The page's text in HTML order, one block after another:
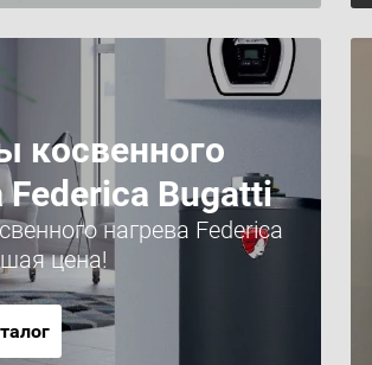
косвенного
Federica Bugatti
нагрева Federica
цена!